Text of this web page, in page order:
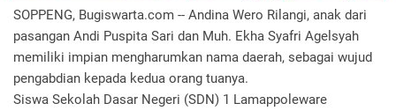
SOPPENG, Bugiswarta.com -- Andina Wero Rilangi, anak dari
pasangan Andi Puspita Sari dan Muh. Ekha Syafri Agelsyah
memiliki impian mengharumkan nama daerah, sebagai wujud
pengabdian kepada kedua orang tuanya.
Siswa Sekolah Dasar Negeri (SDN) 1 Lamappoleware